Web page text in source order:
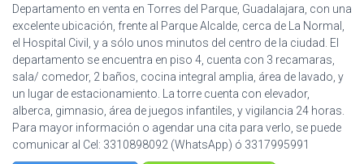
Departamento en venta en Torres del Parque, Guadalajara, con una
excelente ubicación, frente al Parque Alcalde, cerca de La Normal,
el Hospital Civil, y a sólo unos minutos del centro de la ciudad. El
departamento se encuentra en piso 4, cuenta con 3 recamaras,
sala/ comedor, 2 baños, cocina integral amplia, área de lavado, y
un lugar de estacionamiento. La torre cuenta con elevador,
alberca, gimnasio, área de juegos infantiles, y vigilancia 24 horas.
Para mayor información o agendar una cita para verlo, se puede
comunicar al Cel: 3310898092 (WhatsApp) ó 3317995991